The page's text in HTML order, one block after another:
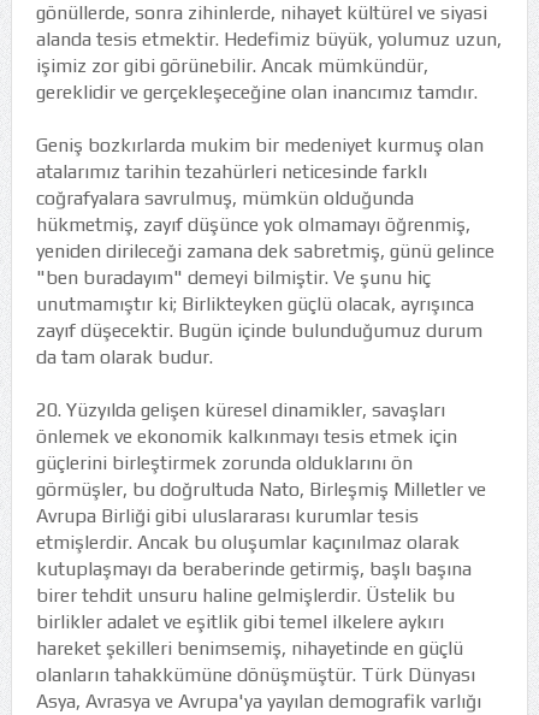
gönüllerde, sonra zihinlerde, nihayet kültürel ve siyasi
alanda tesis etmektir. Hedefimiz büyük, yolumuz uzun,
işimiz zor gibi görünebilir. Ancak mümkündür,
gereklidir ve gerçekleşeceğine olan inancımız tamdır.
Geniş bozkırlarda mukim bir medeniyet kurmuş olan
atalarımız tarihin tezahürleri neticesinde farklı
coğrafyalara savrulmuş, mümkün olduğunda
hükmetmiş, zayıf düşünce yok olmamayı öğrenmiş,
yeniden dirileceği zamana dek sabretmiş, günü gelince
"ben buradayım" demeyi bilmiştir. Ve şunu hiç
unutmamıştır ki; Birlikteyken güçlü olacak, ayrışınca
zayıf düşecektir. Bugün içinde bulunduğumuz durum
da tam olarak budur.
20. Yüzyılda gelişen küresel dinamikler, savaşları
önlemek ve ekonomik kalkınmayı tesis etmek için
güçlerini birleştirmek zorunda olduklarını ön
görmüşler, bu doğrultuda Nato, Birleşmiş Milletler ve
Avrupa Birliği gibi uluslararası kurumlar tesis
etmişlerdir. Ancak bu oluşumlar kaçınılmaz olarak
kutuplaşmayı da beraberinde getirmiş, başlı başına
birer tehdit unsuru haline gelmişlerdir. Üstelik bu
birlikler adalet ve eşitlik gibi temel ilkelere aykırı
hareket şekilleri benimsemiş, nihayetinde en güçlü
olanların tahakkümüne dönüşmüştür. Türk Dünyası
Asya, Avrasya ve Avrupa'ya yayılan demografik varlığı